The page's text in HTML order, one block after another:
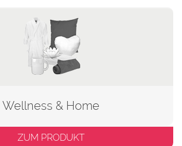
Wellness & Home
ZUM PRODUKT